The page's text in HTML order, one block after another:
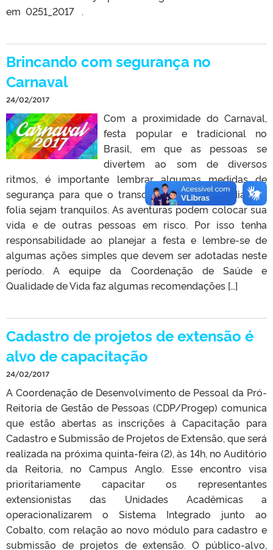
em 0251_2017 .
Brincando com segurança no
Carnaval
24/02/2017
Com a proximidade do Carnaval,
festa popular e tradicional no
Brasil, em que as pessoas se
divertem ao som de diversos
ritmos, é importante lembrar algumas medidas de
segurança para que o transcorrer dos quatro dias de
folia sejam tranquilos. As aventuras podem colocar sua
vida e de outras pessoas em risco. Por isso tenha
responsabilidade ao planejar a festa e lembre-se de
algumas ações simples que devem ser adotadas neste
período. A equipe da Coordenação de Saúde e
Qualidade de Vida faz algumas recomendações […]
Cadastro de projetos de extensão é
alvo de capacitação
24/02/2017
A Coordenação de Desenvolvimento de Pessoal da Pró-
Reitoria de Gestão de Pessoas (CDP/Progep) comunica
que estão abertas as inscrições à Capacitação para
Cadastro e Submissão de Projetos de Extensão, que será
realizada na próxima quinta-feira (2), às 14h, no Auditório
da Reitoria, no Campus Anglo. Esse encontro visa
prioritariamente capacitar os representantes
extensionistas das Unidades Acadêmicas a
operacionalizarem o Sistema Integrado junto ao
Cobalto, com relação ao novo módulo para cadastro e
submissão de projetos de extensão. O público-alvo,